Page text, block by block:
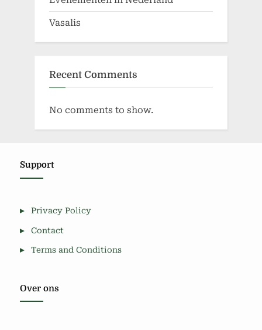
Vasalis
Recent Comments
No comments to show.
Support
Privacy Policy
Contact
Terms and Conditions
Over ons